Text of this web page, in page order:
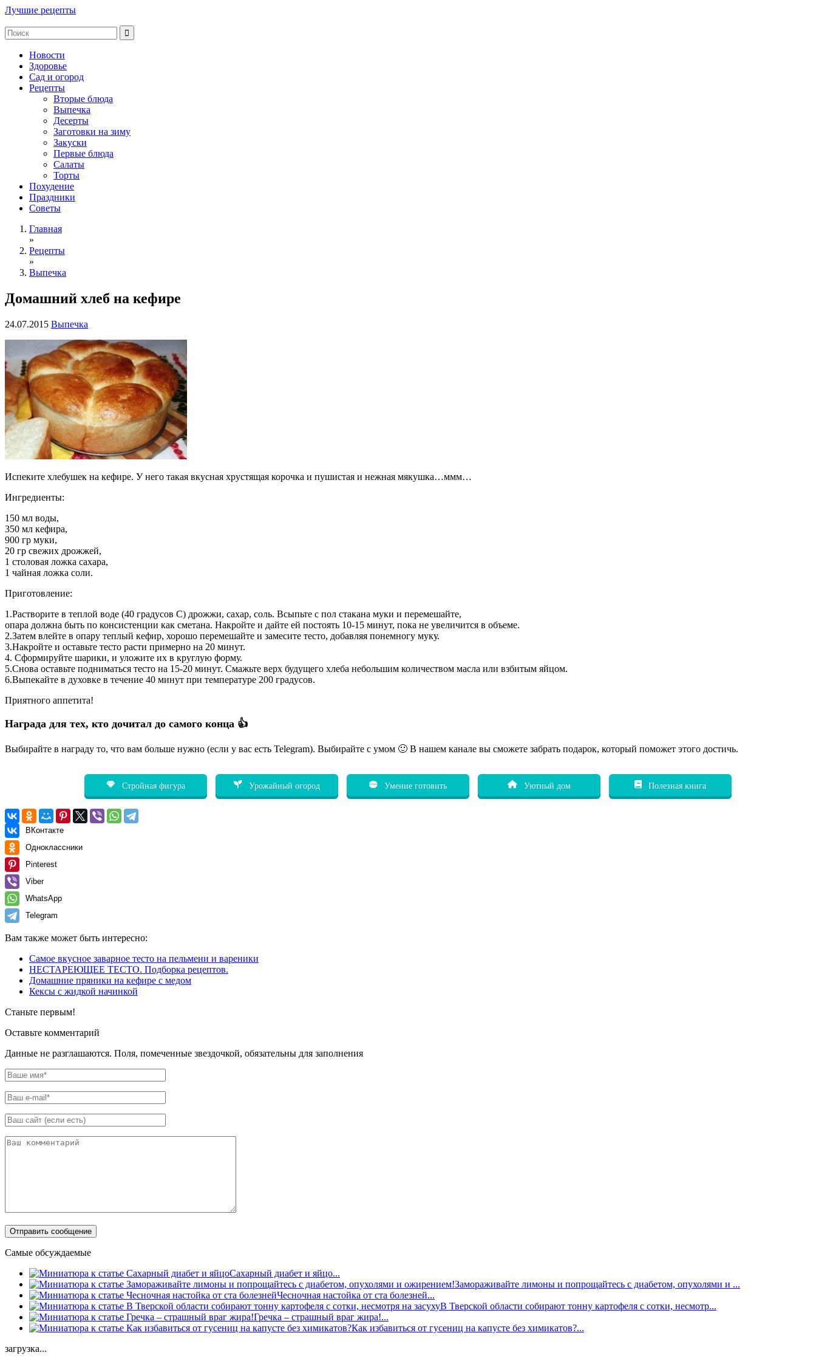
Лучшие рецепты
Новости
Здоровье
Сад и огород
Рецепты
Вторые блюда
Выпечка
Десерты
Заготовки на зиму
Закуски
Первые блюда
Салаты
Торты
Похудение
Праздники
Советы
Главная
»
Рецепты
»
Выпечка
Домашний хлеб на кефире
24.07.2015 Выпечка
Испеките хлебушек на кефире. У него такая вкусная хрустящая корочка и пушистая и нежная мякушка…ммм…
Ингредиенты:
150 мл воды,
350 мл кефира,
900 гр муки,
20 гр свежих дрожжей,
1 столовая ложка сахара,
1 чайная ложка соли.
Приготовление:
1.Растворите в теплой воде (40 градусов С) дрожжи, сахар, соль. Всыпьте с пол стакана муки и перемешайте,
опара должна быть по консистенции как сметана. Накройте и дайте ей постоять 10-15 минут, пока не увеличится в объеме.
2.Затем влейте в опару теплый кефир, хорошо перемешайте и замесите тесто, добавляя понемногу муку.
3.Накройте и оставьте тесто расти примерно на 20 минут.
4. Сформируйте шарики, и уложите их в круглую форму.
5.Снова оставьте подниматься тесто на 15-20 минут. Смажьте верх будущего хлеба небольшим количеством масла или взбитым яйцом.
6.Выпекайте в духовке в течение 40 минут при температуре 200 градусов.
Приятного аппетита!
Награда для тех, кто дочитал до самого конца 👍
Выбирайте в награду то, что вам больше нужно (если у вас есть Telegram). Выбирайте с умом 🙂 В нашем канале вы сможете забрать подарок, который поможет этого достичь.
Стройная фигура Урожайный огород Умение готовить Уютный дом Полезная книга
ВКонтакте
Одноклассники
Pinterest
Viber
WhatsApp
Telegram
Вам также может быть интересно:
Самое вкусное заварное тесто на пельмени и вареники
НЕСТАРЕЮЩЕЕ ТЕСТО. Подборка рецептов.
Домашние пряники на кефире с медом
Кексы с жидкой начинкой
Станьте первым!
Оставьте комментарий
Данные не разглашаются. Поля, помеченные звездочкой, обязательны для заполнения
Самые обсуждаемые
Сахарный диабет и яйцо...
Замораживайте лимоны и попрощайтесь с диабетом, опухолями и ...
Чесночная настойка от ста болезней...
В Тверской области собирают тонну картофеля с сотки, несмотр...
Гречка – страшный враг жира!...
Как избавиться от гусениц на капусте без химикатов?...
загрузка...